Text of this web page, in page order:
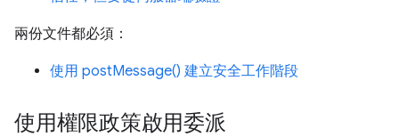
兩份文件都必須：
使用 postMessage() 建立安全工作階段
使用權限政策啟用委派